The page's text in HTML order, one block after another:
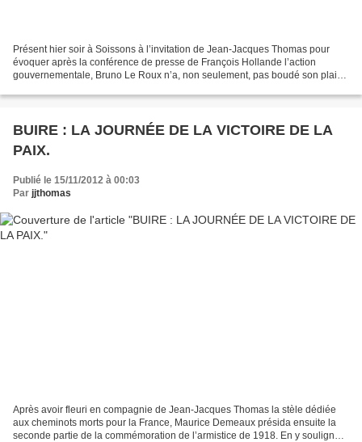
Présent hier soir à Soissons à l’invitation de Jean-Jacques Thomas pour
évoquer après la conférence de presse de François Hollande l’action
gouvernementale, Bruno Le Roux n’a, non seulement, pas boudé son plaisir,
BUIRE : LA JOURNÉE DE LA VICTOIRE DE LA
PAIX.
Publié le 15/11/2012 à 00:03
Par jjthomas
Après avoir fleuri en compagnie de Jean-Jacques Thomas la stèle dédiée
aux cheminots morts pour la France, Maurice Demeaux présida ensuite la
seconde partie de la commémoration de l’armistice de 1918. En y soulignant